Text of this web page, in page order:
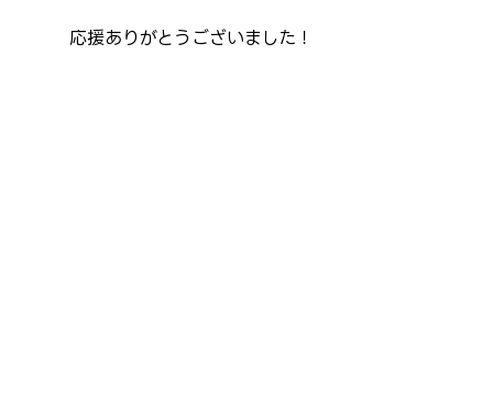
応援ありがとうございました！